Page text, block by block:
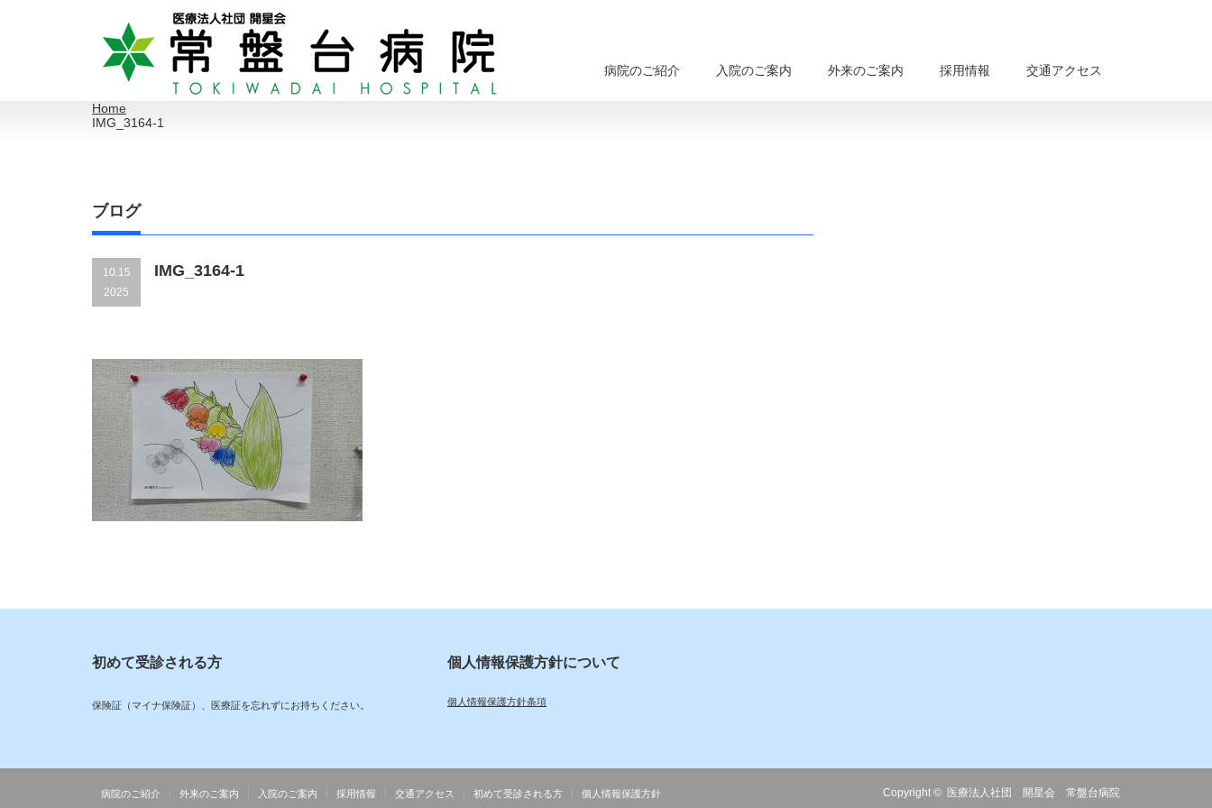
病院のご紹介 入院のご案内 外来のご案内 採用情報 交通アクセス
Home
IMG_3164-1
ブログ
10.15
2025
IMG_3164-1
初めて受診される方
保険証（マイナ保険証）、医療証を忘れずにお持ちください。
個人情報保護方針について
個人情報保護方針条項
病院のご紹介 外来のご案内 入院のご案内 採用情報 交通アクセス 初めて受診される方 個人情報保護方針 Copyright © 医療法人社団 開星会 常盤台病院